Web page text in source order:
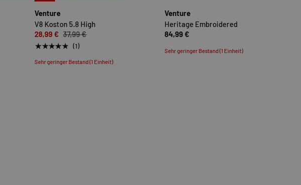
Venture
V8 Koston 5.8 High
28,99 € 37,99 €
★★★★★ (1)
Sehr geringer Bestand (1 Einheit)
Venture
Heritage Embroidered
84,99 €
Sehr geringer Bestand (1 Einheit)